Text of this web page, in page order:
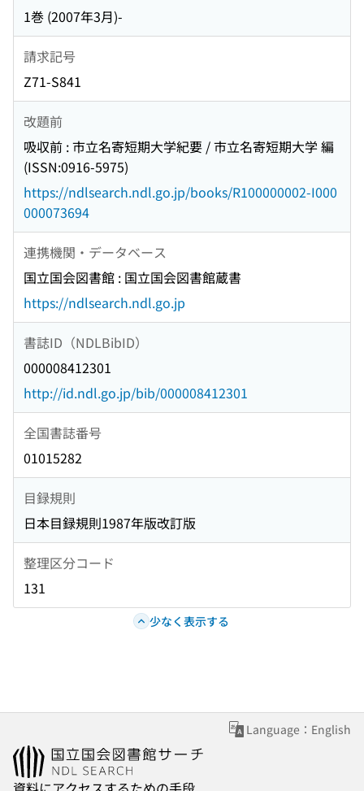
1巻 (2007年3月)-
請求記号
Z71-S841
改題前
吸収前 : 市立名寄短期大学紀要 / 市立名寄短期大学 編
(ISSN:0916-5975)
https://ndlsearch.ndl.go.jp/books/R100000002-I000
000073694
連携機関・データベース
国立国会図書館 : 国立国会図書館蔵書
https://ndlsearch.ndl.go.jp
書誌ID（NDLBibID）
000008412301
http://id.ndl.go.jp/bib/000008412301
全国書誌番号
01015282
目録規則
日本目録規則1987年版改訂版
整理区分コード
131
少なく表示する
Language：English